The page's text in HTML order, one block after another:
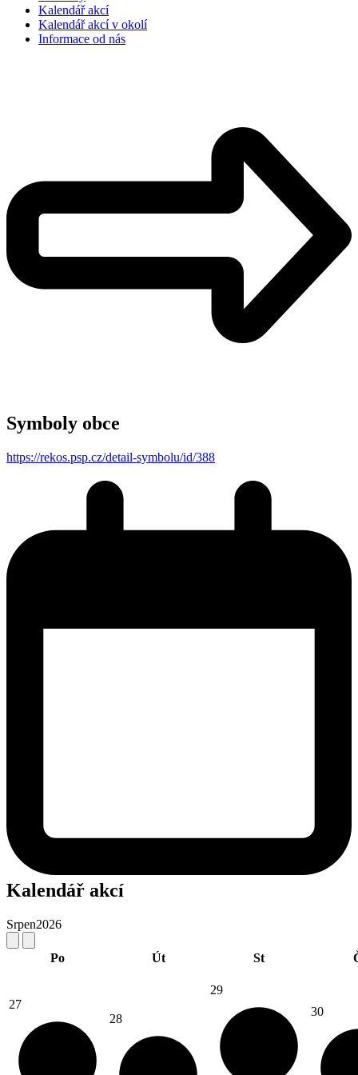
Kalendář akcí
Kalendář akcí v okolí
Informace od nás
Symboly obce
https://rekos.psp.cz/detail-symbolu/id/388
Kalendář akcí
Srpen2026
Po Út St
27
28
29
30